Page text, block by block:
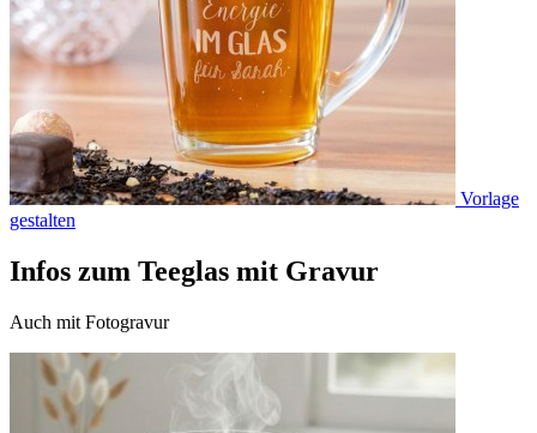
Vorlage
gestalten
Infos zum Teeglas mit Gravur
Auch mit Fotogravur